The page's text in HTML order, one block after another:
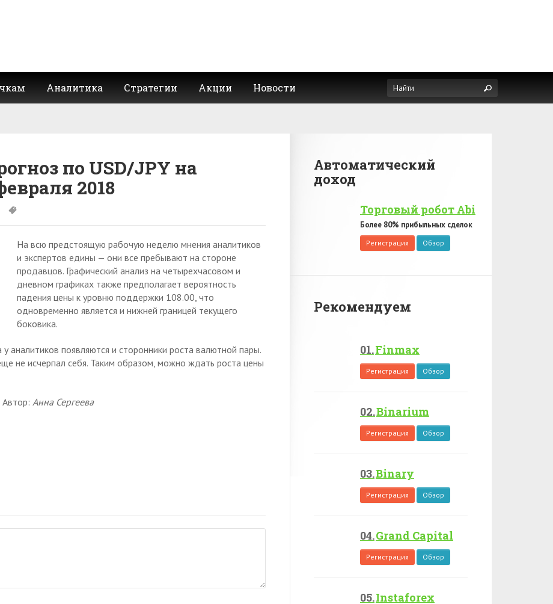
Аналитика Стратегии Акции Новости
по USD/JPY на
2018
На всю предстоящую рабочую неделю мнения аналитиков
и экспертов едины — они все пребывают на стороне
продавцов. Графический анализ на четырехчасовом и
дневном графиках также предполагает вероятность
падения цены к уровню поддержки 108.00, что
одновременно является и нижней границей текущего
боковика.
аналитиков появляются и сторонники роста валютной пары.
не исчерпал себя. Таким образом, можно ждать роста цены
Автор: Анна Сергеева
Автоматический
доход
Торговый робот Abi
Более 80% прибыльных сделок
Регистрация Обзор
Рекомендуем
Finmax
Регистрация Обзор
Binarium
Регистрация Обзор
Binary
Регистрация Обзор
Grand Capital
Регистрация Обзор
Instaforex